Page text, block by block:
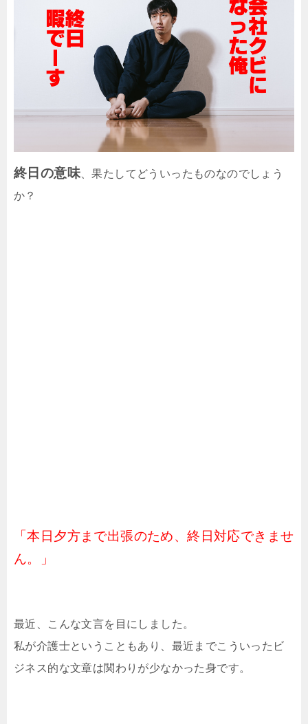
終日の意味 、果たしてどういったものなのでしょう
か？
「本日夕方まで出張のため、終日対応できませ
ん。」
最近、こんな文言を目にしました。
私が介護士ということもあり、最近までこういったビ
ジネス的な文章は関わりが少なかった身です。